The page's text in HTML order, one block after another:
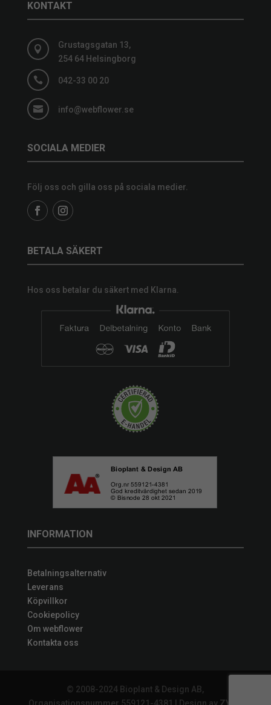
KONTAKT

Grustagsgatan 13,
254 64 Helsingborg
 042-33 00 20
 info@webflower.se
SOCIALA MEDIER
Följ oss och gilla oss på sociala medier.
BETALA SÄKERT
Hos oss betalar du säkert med Klarna.
INFORMATION
Betalningsalternativ
Leverans
Köpvillkor
Cookiepolicy
Om webflower
Kontakta oss
© 2008-2024 Bioplant & Design AB,
Organisationsnummer 559121-4381 | Design av ZYNQ